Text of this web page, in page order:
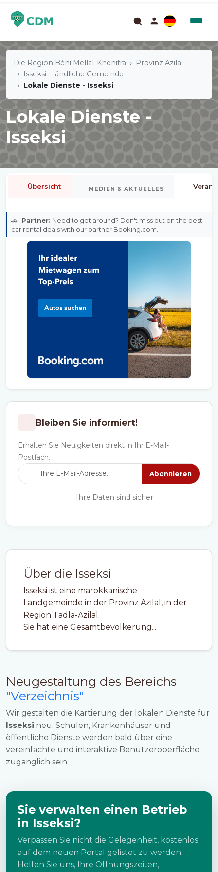
Die Region Béni Mellal-Khénifra
Provinz Azilal
Isseksi - ländliche Gemeinde
Lokale Dienste - Isseksi
Lokale Dienste -
Isseksi
Über die Isseksi
Isseksi ist eine marokkanische
Landgemeinde in der Provinz Azilal, in der
Region Tadla-Azilal.
Sie hat eine Gesamtbevölkerung...
Neugestaltung des Bereichs
"Verzeichnis"
Wir gestalten die Kartierung der lokalen Dienste für
Isseksi neu. Schulen, Krankenhäuser und
öffentliche Dienste werden bald über eine
vereinfachte und interaktive Benutzeroberfläche
zugänglich sein.
Sie verwalten einen Betrieb
in Isseksi?
Verpassen Sie nicht die Gelegenheit, kostenlos
auf dem neuen Portal gelistet zu werden.
Helfen Sie uns, Ihre Öffnungszeiten,
Übersicht MEDIEN & AKTUELLES
🚗 Partner: Need to get around? Don't miss out on the best
car rental deals with our partner Booking.com.
Bleiben Sie informiert!
Erhalten Sie Neuigkeiten direkt in Ihr E-Mail-
Postfach.
Abonnieren
Ihre Daten sind sicher.